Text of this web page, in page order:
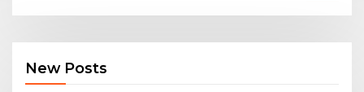
New Posts